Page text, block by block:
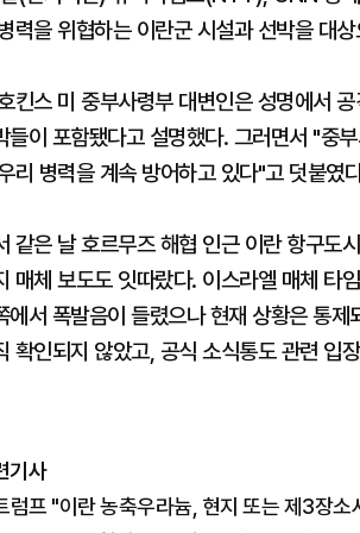
력을 위협하는 이란군 시설과 선박을 대
킨스 미 중부사령부 대변인은 성명에서
들이 포함됐다고 설명했다. 그러면서 "중
리 병력을 계속 방어하고 있다"고 덧붙였
같은 날 호르무즈 해협 인근 이란 항구도
매체 보도도 잇따랐다. 이스라엘 매체 타
에서 폭발음이 들렸으나 현재 상황은 통
확인되지 않았고, 공식 소식통도 관련 입
기사
럼프 "이란 농축우라늄, 현지 또는 제3장소